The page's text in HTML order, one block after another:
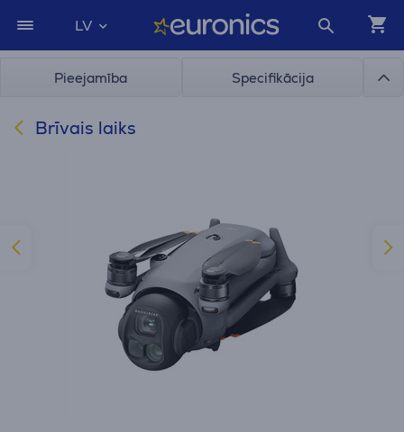
LV
Pieejamība Specifikācija
Brīvais laiks